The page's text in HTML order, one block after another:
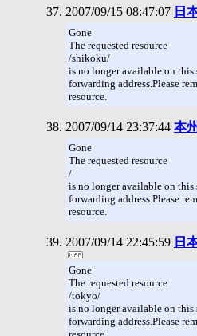
2007/09/15 08:47:07 日
Gone
The requested resource
/shikoku/
is no longer available on this
forwarding address.Please
resource.
2007/09/14 23:37:44 本
Gone
The requested resource
/
is no longer available on this
forwarding address.Please
resource.
2007/09/14 22:45:59 日
Gone
The requested resource
/tokyo/
is no longer available on this
forwarding address.Please